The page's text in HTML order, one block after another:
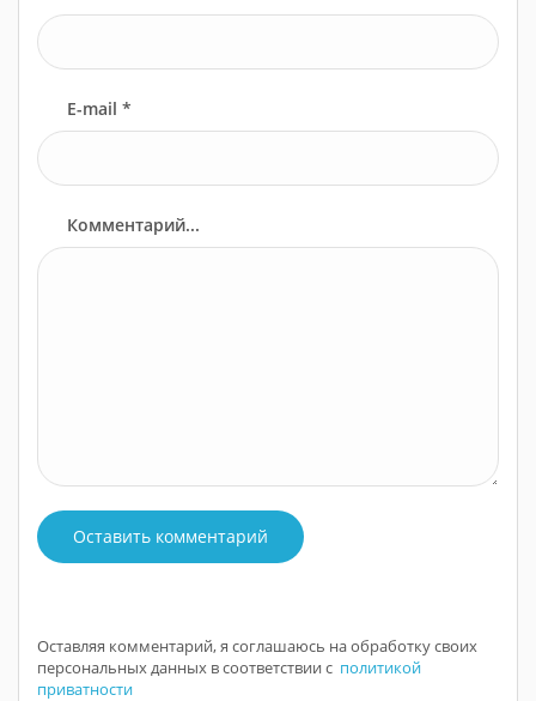
E-mail *
Комментарий...
Оставить комментарий
Оставляя комментарий, я соглашаюсь на обработку своих
персональных данных в соответствии с политикой
приватности